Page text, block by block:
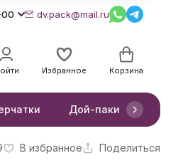
00 dv.pack@mail.ru
Избранное Корзина
Дой-паки
В избранное Поделиться